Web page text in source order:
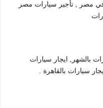
في مصر , تأجير سيارات مصر
بالشهر, ايجار سيارات
سيارات بالقاهرة .